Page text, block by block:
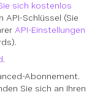
sich kostenlos
API-Schlüssel (Sie
API-Einstellungen
.
Abonnement.
Sie sich an Ihren